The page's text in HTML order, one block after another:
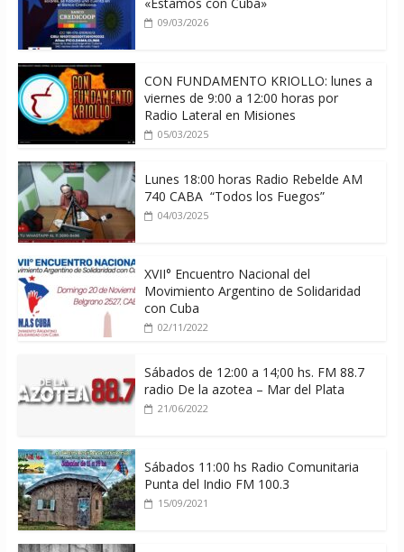
09/03/2026
CON FUNDAMENTO KRIOLLO: lunes a
viernes de 9:00 a 12:00 horas por
Radio Lateral en Misiones
05/03/2025
Lunes 18:00 horas Radio Rebelde AM
740 CABA “Todos los Fuegos”
04/03/2025
XVII° Encuentro Nacional del
Movimiento Argentino de Solidaridad
con Cuba
02/11/2022
Sábados de 12:00 a 14;00 hs. FM 88.7
radio De la azotea – Mar del Plata
21/06/2022
Sábados 11:00 hs Radio Comunitaria
Punta del Indio FM 100.3
15/09/2021